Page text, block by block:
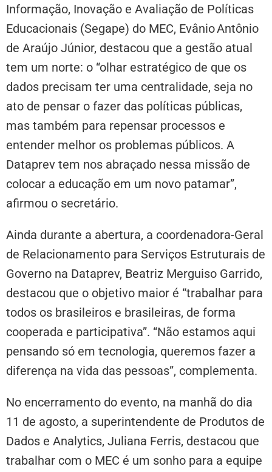
Informação, Inovação e Avaliação de Políticas
Educacionais (Segape) do MEC, Evânio Antônio
de Araújo Júnior, destacou que a gestão atual
tem um norte: o “olhar estratégico de que os
dados precisam ter uma centralidade, seja no
ato de pensar o fazer das políticas públicas,
mas também para repensar processos e
entender melhor os problemas públicos. A
Dataprev tem nos abraçado nessa missão de
colocar a educação em um novo patamar”,
afirmou o secretário.
Ainda durante a abertura, a coordenadora-Geral
de Relacionamento para Serviços Estruturais de
Governo na Dataprev, Beatriz Merguiso Garrido,
destacou que o objetivo maior é “trabalhar para
todos os brasileiros e brasileiras, de forma
cooperada e participativa”. “Não estamos aqui
pensando só em tecnologia, queremos fazer a
diferença na vida das pessoas”, complementa.
No encerramento do evento, na manhã do dia
11 de agosto, a superintendente de Produtos de
Dados e Analytics, Juliana Ferris, destacou que
trabalhar com o MEC é um sonho para a equipe